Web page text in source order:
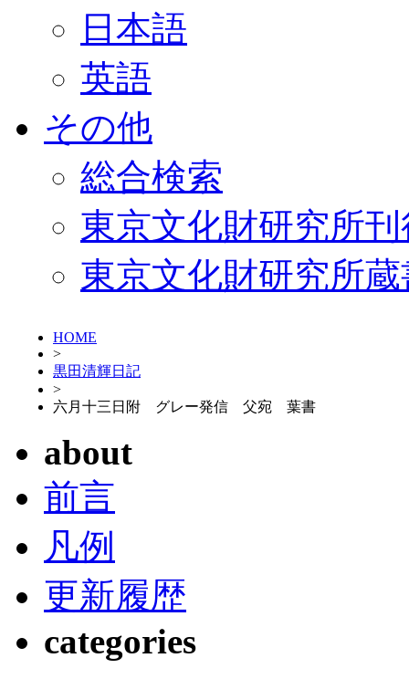
日本語
英語
その他
総合検索
東京文化財研究所
東京文化財研究所
HOME
>
黒田清輝日記
>
六月十三日附 グレー発信 父宛 葉書
about
前言
凡例
更新履歴
categories